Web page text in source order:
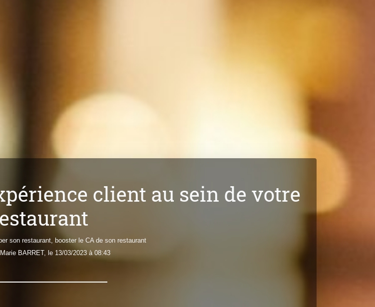
client au sein de votre
son restaurant booster le CA de son restaurant
Marie BARRET, le 13/03/2023 à 08:43